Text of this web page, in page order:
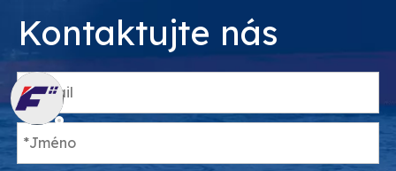
Kontaktujte nás